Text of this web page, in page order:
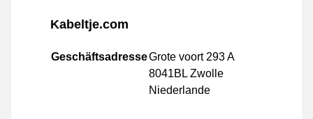
Kabeltje.com
GeschäftsadresseGrote voort 293 A
8041BL Zwolle
Niederlande